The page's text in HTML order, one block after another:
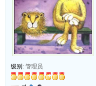
级别: 管理员